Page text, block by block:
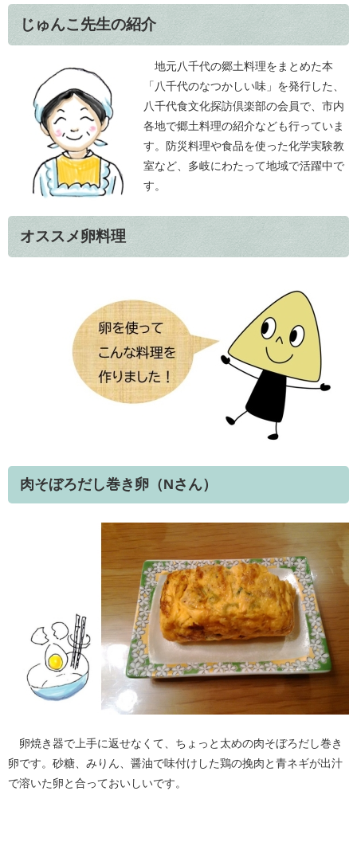
じゅんこ先生の紹介
地元八千代の郷土料理をまとめた本
「八千代のなつかしい味」を発行した、
八千代食文化探訪倶楽部の会員で、市内
各地で郷土料理の紹介なども行っていま
す。防災料理や食品を使った化学実験教
室など、多岐にわたって地域で活躍中で
す。
オススメ卵料理
肉そぼろだし巻き卵（Nさん）
卵焼き器で上手に返せなくて、ちょっと太めの肉そぼろだし巻き
卵です。砂糖、みりん、醤油で味付けした鶏の挽肉と青ネギが出汁
で溶いた卵と合っておいしいです。